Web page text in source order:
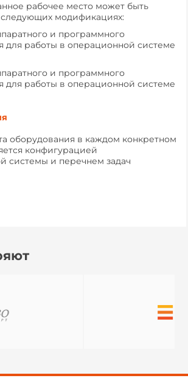
рабочее место может быть
модификациях:
и программного
для работы в операционной системе
и программного
для работы в операционной системе
оборудования в каждом конкретном
конфигурацией
системы и перечнем задач